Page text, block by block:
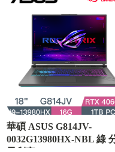
華碩 ASUS G814JV-
0032G13980HX-NBL 綠